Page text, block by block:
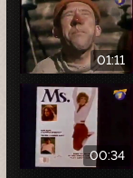
01:11
00:34